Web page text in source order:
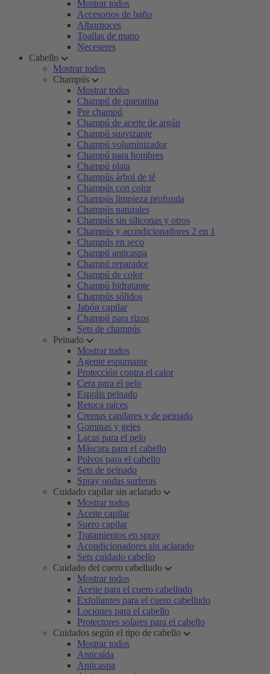
Mostrar todos
Accesorios de baño
Albornoces
Toallas de mano
Neceseres
Cabello
Mostrar todos
Champús
Mostrar todos
Champú de queratina
Pre champú
Champú de aceite de argán
Champú suavizante
Champú voluminizador
Champú para hombres
Champú plata
Champús árbol de té
Champús con color
Champús limpieza profunda
Champús naturales
Champús sin siliconas y otros
Champús y acondicionadores 2 en 1
Champús en seco
Champú anticaspa
Champú reparador
Champú de color
Champú hidratante
Champús sólidos
Jabón capilar
Champú para rizos
Sets de champús
Peinado
Mostrar todos
Agente espumante
Protección contra el calor
Cera para el pelo
Espráis peinado
Retoca raíces
Cremas capilares y de peinado
Gominas y geles
Lacas para el pelo
Máscara para el cabello
Polvos para el cabello
Sets de peinado
Spray ondas surferas
Cuidado capilar sin aclarado
Mostrar todos
Aceite capilar
Suero capilar
Tratamientos en spray
Acondicionadores sin aclarado
Sets cuidado cabello
Cuidado del cuero cabelludo
Mostrar todos
Aceite para el cuero cabelludo
Exfoliantes para el cuero cabelludo
Lociones para el cabello
Protectores solares para el cabello
Cuidados según el tipo de cabello
Mostrar todos
Anticaída
Anticaspa